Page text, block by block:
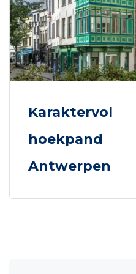
Karaktervol
hoekpand
Antwerpen